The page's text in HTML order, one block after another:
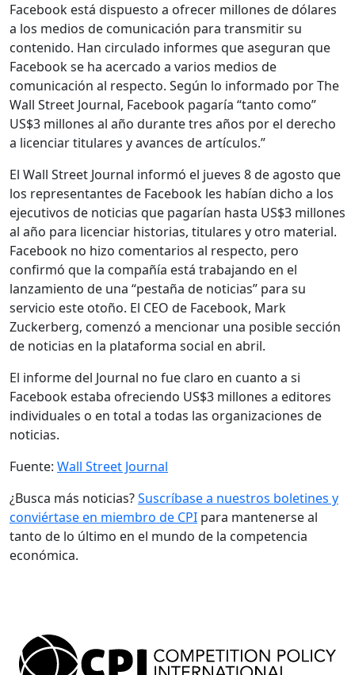
Facebook está dispuesto a ofrecer millones de dólares
a los medios de comunicación para transmitir su
contenido. Han circulado informes que aseguran que
Facebook se ha acercado a varios medios de
comunicación al respecto. Según lo informado por The
Wall Street Journal, Facebook pagaría “tanto como”
US$3 millones al año durante tres años por el derecho
a licenciar titulares y avances de artículos.”
El Wall Street Journal informó el jueves 8 de agosto que
los representantes de Facebook les habían dicho a los
ejecutivos de noticias que pagarían hasta US$3 millones
al año para licenciar historias, titulares y otro material.
Facebook no hizo comentarios al respecto, pero
confirmó que la compañía está trabajando en el
lanzamiento de una “pestaña de noticias” para su
servicio este otoño. El CEO de Facebook, Mark
Zuckerberg, comenzó a mencionar una posible sección
de noticias en la plataforma social en abril.
El informe del Journal no fue claro en cuanto a si
Facebook estaba ofreciendo US$3 millones a editores
individuales o en total a todas las organizaciones de
noticias.
Fuente: Wall Street Journal
¿Busca más noticias?Suscríbase a nuestros boletines y
conviértase en miembro de CPI para mantenerse al
tanto de lo último en el mundo de la competencia
económica.